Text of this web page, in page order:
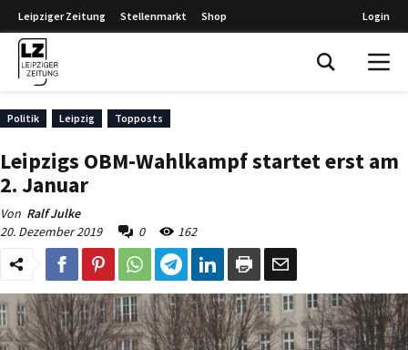
Leipziger Zeitung Stellenmarkt Shop Login
Politik Leipzig Topposts
Leipzigs OBM-Wahlkampf startet erst am
2. Januar
Von Ralf Julke
20. Dezember 2019
0 162